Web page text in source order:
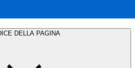
DELLA PAGINA